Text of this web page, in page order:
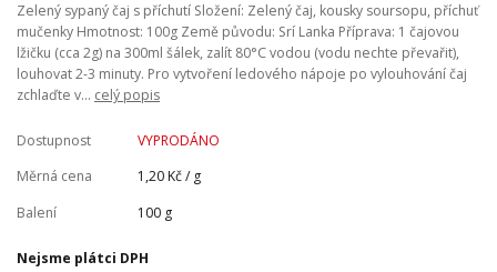
Zelený sypaný čaj s příchutí Složení: Zelený čaj, kousky soursopu, příchuť
mučenky Hmotnost: 100g Země původu: Srí Lanka Příprava: 1 čajovou
lžičku (cca 2g) na 300ml šálek, zalít 80°C vodou (vodu nechte převařit),
louhovat 2-3 minuty. Pro vytvoření ledového nápoje po vylouhování čaj
zchlaďte v... celý popis
Dostupnost
VYPRODÁNO
Měrná cena
1,20 Kč / g
Balení
100 g
Nejsme plátci DPH